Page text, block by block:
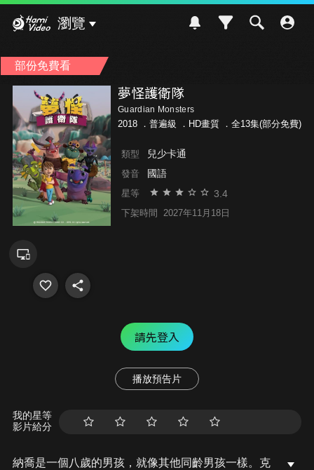
瀏覽
部份免費看
夢怪護衛隊
Guardian Monsters
2018 ． 普遍級 ．HD畫質 ．全13集(部分免費)
類型 兒少卡通
發音 國語
星等 3.4
下架時間 2027年11月18日
請先登入
播放預告片
我的星等
影片給分
納喬是一個八歲的男孩，就像其他同齡男孩一樣。克